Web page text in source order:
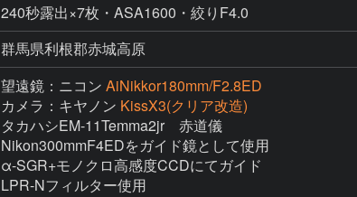
240秒露出×7枚・ASA1600・絞りF4.0
群馬県利根郡赤城高原
望遠鏡：ニコン AiNikkor180mm/F2.8ED
カメラ：キヤノン KissX3(クリア改造)
タカハシEM-11Temma2jr　赤道儀
Nikon300mmF4EDをガイド鏡として使用
α-SGR+モノクロ高感度CCDにてガイド
LPR-Nフィルター使用